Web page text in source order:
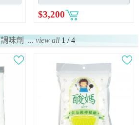
$3,200
調味劑... view all 1 / 4